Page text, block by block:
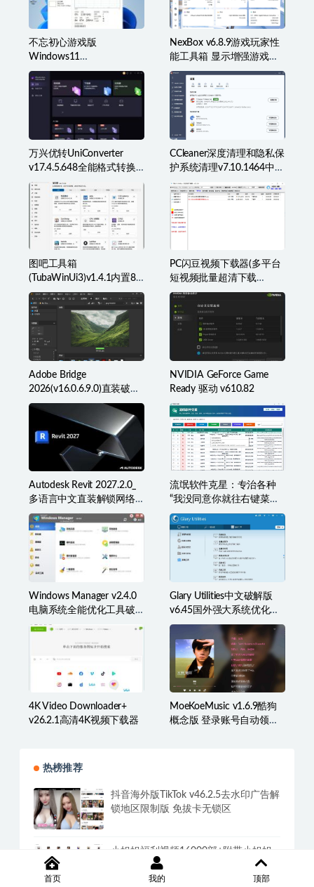
不忘初心游戏版
Windows11
v25H2(26200.8973)无更新
[精简系统美化版]
NexBox v6.8.9游戏玩家性
能工具箱 显示增强游戏辅
助准星叠加、监控等
万兴优转UniConverter
v17.4.5.648全能格式转换
工具箱破解版
CCleaner深度清理和隐私保
护系统清理v7.10.1464中文
破解版
图吧工具箱
(TubaWinUi3)v1.4.1内置82
款检测工具便携版
PC闪豆视频下载器(多平台
短视频批量超清下载
器)v2026.07.29
Adobe Bridge
2026(v16.0.6.9.0)直装破解
版(简称BR2026)
NVIDIA GeForce Game
Ready 驱动 v610.82
Autodesk Revit 2027.2.0_
多语言中文直装解锁网络
许可版
流氓软件克星：专治各种
“我没同意你就往右键菜单
里塞东西”
Windows Manager v2.4.0
电脑系统全能优化工具破
解版
Glary Utilities中文破解版
v6.45国外强大系统优化百
宝箱
4K Video Downloader+
v26.2.1高清4K视频下载器
MoeKoeMusic v1.6.9酷狗
概念版 登录账号自动领取
热榜推荐
抖音海外版TikTok v46.2.5去水印广告解
锁地区限制版 免拔卡无锁区
小姐姐福利视频16000部+附带小姐姐
首页 我的 顶部